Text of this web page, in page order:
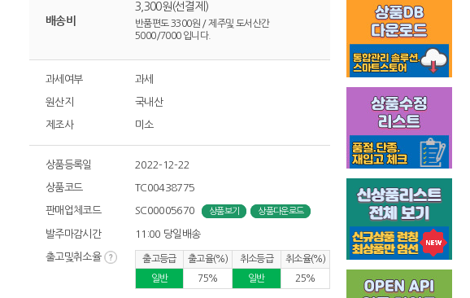
배송비
3,300원(선결제)
반품편도 3300원 / 제주및 도서산간
5000/7000 입니다.
과세여부 과세
원산지 국내산
제조사 미소
상품등록일 2022-12-22
상품코드 TC00438775
판매업체코드 SC00005670 상품보기 상품다운로드
발주마감시간 11:00 당일배송
출고및취소율 출고등급 출고율(%) 취소등급
취소율(%)
일반
75% 일반 25%